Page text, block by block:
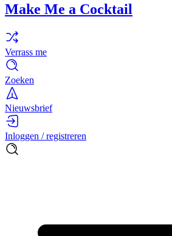
Make Me a Cocktail
Verrass me
Zoeken
Nieuwsbrief
Inloggen / registreren